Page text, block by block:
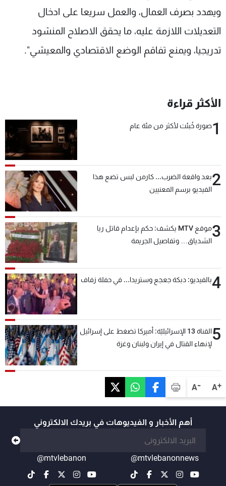
A+
A-
ويهدد بصرف العمال، والعمل سريعا على ادخال
التعديلات اللازمة عليه، ما يحقق الاصلاح المنشود
تدريجيا، ويمنع تفاقم الوضع الاقتصادي والمعيشي".
الأكثر قراءة
1صورة خُبئت لأكثر من مئة عام
2بعد واقعة الضرب... كارمن لبس تضع هذا
الفيديو برسم المعنيين
3
موقع MTV يكشف: حكم بإعدام قاتل ريا
الشدياق… وتفاصيل الجريمة
4بالفيديو: دبكة جعجع وستريدا... في حفلة زفاف
5
القناة 13 الإسرائيليّة: أميركا تضغط على إسرائيل
لإنهاء القتال في إيران ولبنان وغزة
أهم الأخبار و الفيديوهات في بريدك الالكتروني
@mtvlebanonnews
@mtvlebanon